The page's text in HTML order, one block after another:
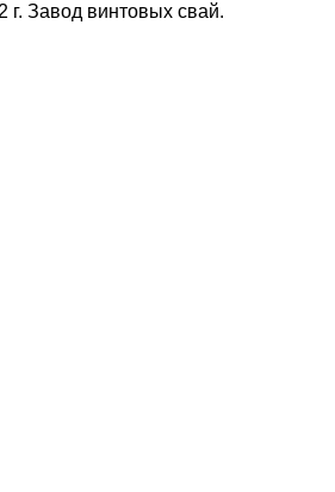
Завод винтовых свай.